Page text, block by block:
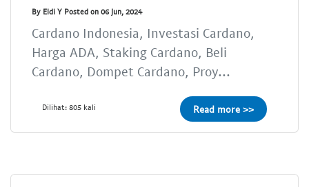
By Eldi Y Posted on 06 Jun, 2024
Cardano Indonesia, Investasi Cardano,
Harga ADA, Staking Cardano, Beli
Cardano, Dompet Cardano, Proy...
Dilihat: 805 kali Read more >>